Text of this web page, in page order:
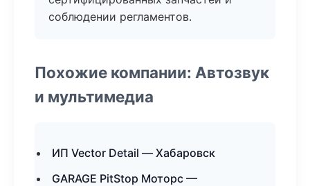
соблюдении регламентов.
Похожие компании: Автозвук
и мультимедиа
ИП Vector Detail — Хабаровск
GARAGE PitStop Моторс —